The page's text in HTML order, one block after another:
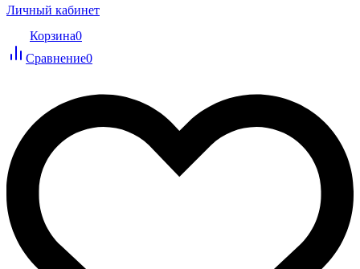
Личный кабинет
Корзина0
Сравнение0